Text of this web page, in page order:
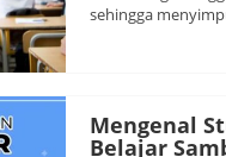
sehingga
Mengenal
Belajar